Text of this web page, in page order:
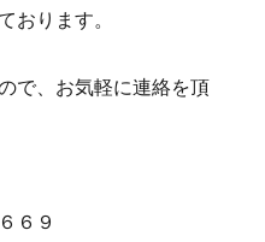
おります。
で、お気軽に連絡を頂
６９